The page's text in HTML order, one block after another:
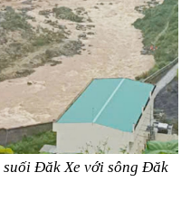
Đăk Xe với sông Đăk